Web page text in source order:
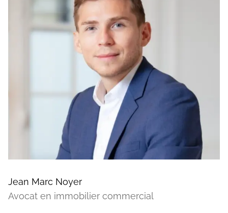
Jean Marc Noyer
Avocat en immobilier commercial